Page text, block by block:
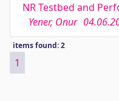
NR Testbed and
Yener, Onur
items found: 2
1